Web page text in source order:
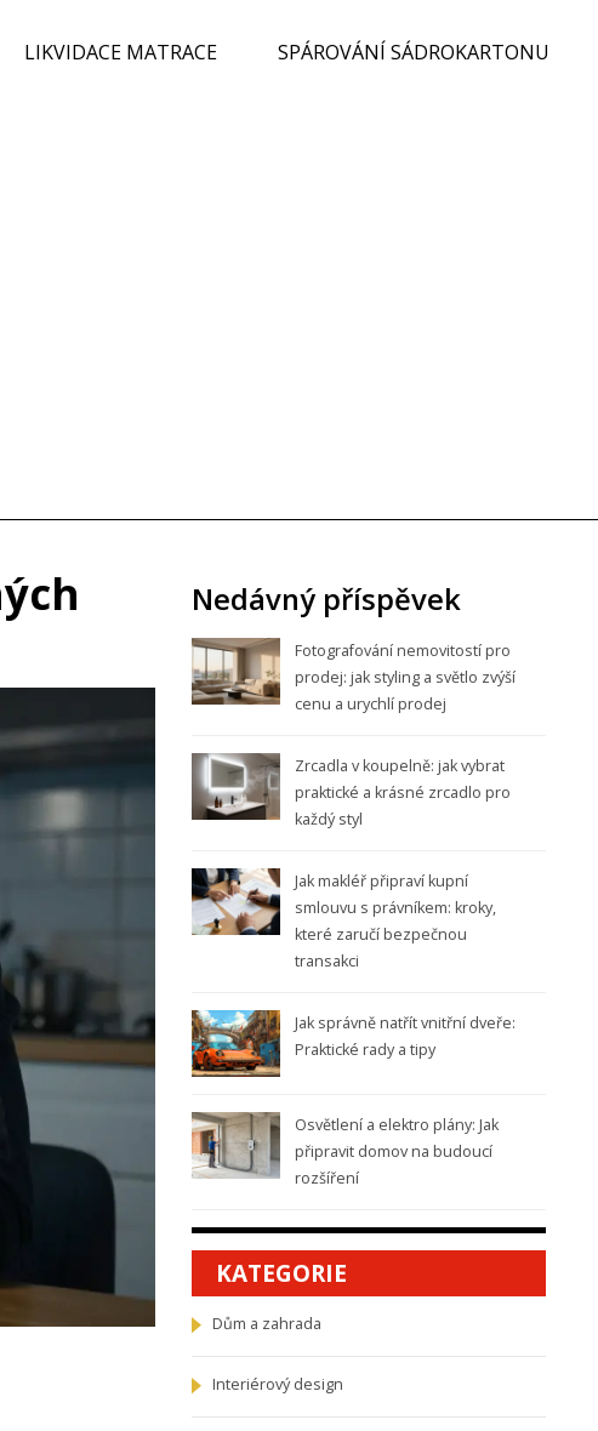
LIKVIDACE MATRACE SPÁROVÁNÍ SÁDROKARTONU
Nedávný příspěvek
Fotografování nemovitostí pro
prodej: jak styling a světlo zvýší
cenu a urychlí prodej
Zrcadla v koupelně: jak vybrat
praktické a krásné zrcadlo pro
každý styl
Jak makléř připraví kupní
smlouvu s právníkem: kroky,
které zaručí bezpečnou
transakci
Jak správně natřít vnitřní dveře:
Praktické rady a tipy
Osvětlení a elektro plány: Jak
připravit domov na budoucí
rozšíření
KATEGORIE
Dům a zahrada
Interiérový design